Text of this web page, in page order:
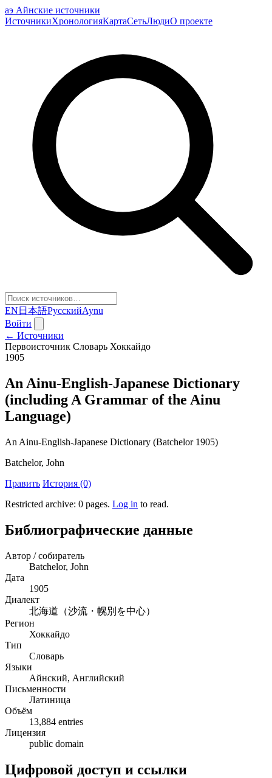
аэ Айнские источники
ИсточникиХронологияКартаСетьЛюдиО проекте
EN 日本語РусскийAynu
Войти
← Источники
Первоисточник Словарь Хоккайдо
1905
An Ainu-English-Japanese Dictionary
(including A Grammar of the Ainu
Language)
An Ainu-English-Japanese Dictionary (Batchelor 1905)
Batchelor, John
Править История (0)
Restricted archive: 0 pages. Log in to read.
Библиографические данные
Автор / собиратель
Batchelor, John
Дата
1905
Диалект
北海道（沙流・幌別を中心）
Регион
Хоккайдо
Тип
Словарь
Языки
Айнский, Английский
Письменности
Латиница
Объём
13,884 entries
Лицензия
public domain
Цифровой доступ и ссылки